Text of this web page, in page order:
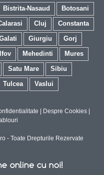
Bistrita-Nasaud
Botosani
Cluj
Constanta
Giurgiu
Gorj
Ilfov Mehedinti
Mures
Satu Mare
Sibiu
Tulcea Vaslui
Despre Cookies|
- Toate Drepturile Rezervate